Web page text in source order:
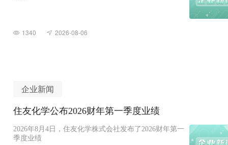
1340 2026-08-06
企业新闻
住友化学公布2026财年第一季度业绩
2026年8月4日，住友化学株式会社发布了2026财年第一
季度业绩